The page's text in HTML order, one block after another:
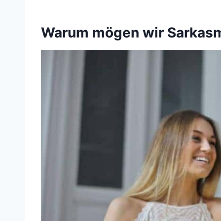
Warum mögen wir